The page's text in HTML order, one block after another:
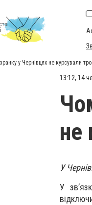
у Чернівцях не курсували
13:12, 14
не
У
У